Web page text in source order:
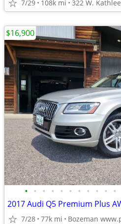
7/29 108k mi 322 W.
• • • • • • • • • • •
2017 Audi Q5 Premium Plus
7/28 77k mi Bozeman
$16,900